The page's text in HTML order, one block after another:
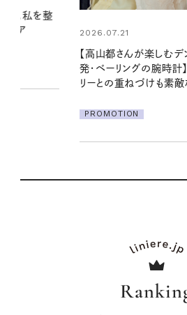
やりジェルと出合う。暑
ア
PROMOTION